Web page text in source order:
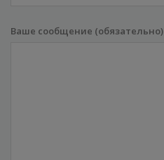
Ваше сообщение (обязательно)